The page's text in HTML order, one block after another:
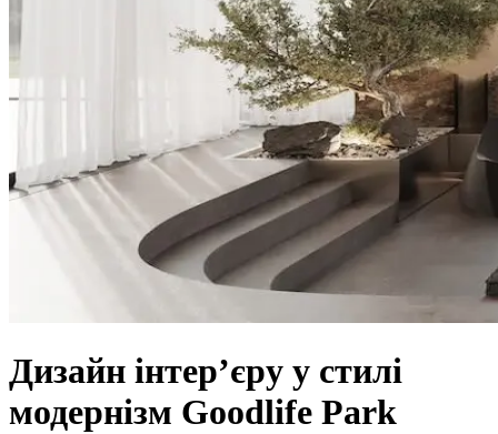
Дизайн інтерʼєру у стилі
модернізм Goodlife Park